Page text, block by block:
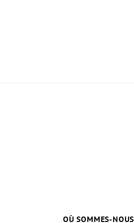
OÙ SOMMES-NOUS